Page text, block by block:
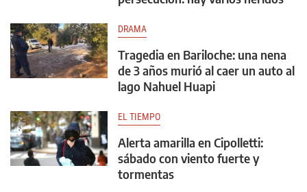
DRAMA
Tragedia en Bariloche: una nena
de 3 años murió al caer un auto al
lago Nahuel Huapi
EL TIEMPO
Alerta amarilla en Cipolletti:
sábado con viento fuerte y
tormentas